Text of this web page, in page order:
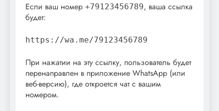
Если ваш номер +79123456789, ваша ссылка
будет:
https://wa.me/79123456789
При нажатии на эту ссылку, пользователь будет
перенаправлен в приложение WhatsApp (или
веб-версию), где откроется чат с вашим
номером.